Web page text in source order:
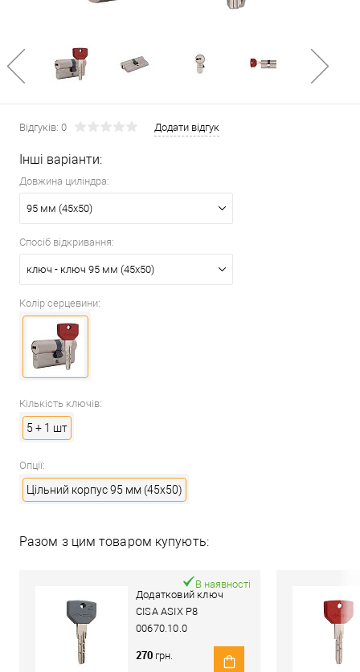
Відгуків: 0 Додати відгук
Інші варіанти:
Довжина циліндра:
95 мм (45x50)
Спосіб відкривання:
ключ - ключ 95 мм (45x50)
Колір серцевини:
Кількість ключів:
5 + 1 шт
Опції:
Цільний корпус 95 мм (45x50)
Разом з цим товаром купують:
Додатковий ключ
CISA ASIX P8
00670.10.0
В наявності
270 грн.